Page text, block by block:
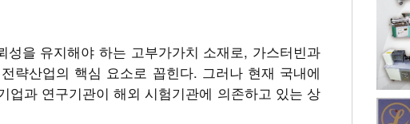
을 유지해야 하는 고부가가치 소재로, 가스터빈과
략산업의 핵심 요소로 꼽힌다. 그러나 현재 국내에
업과 연구기관이 해외 시험기관에 의존하고 있는 상